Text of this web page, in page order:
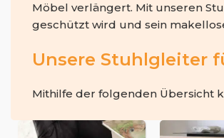
Möbel verlängert. Mit unseren
geschützt wird und sein
Unsere Stuhlgleiter
Mithilfe der folgenden Übersicht